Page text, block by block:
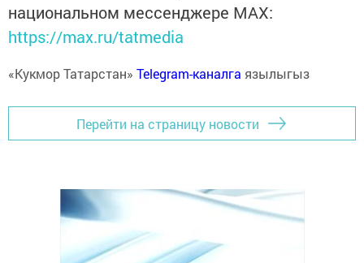
национальном мессенджере MАХ:
https://max.ru/tatmedia
«Кукмор Татарстан» Telegram-каналга язылыгыз
Перейти на страницу новости